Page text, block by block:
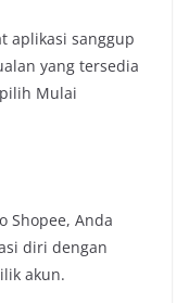
aplikasi sanggup
yang tersedia
Mulai
Shopee, Anda
diri dengan
akun.